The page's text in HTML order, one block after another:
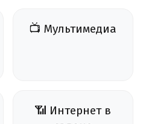
📺 Мультимедиа
📶 Интернет в